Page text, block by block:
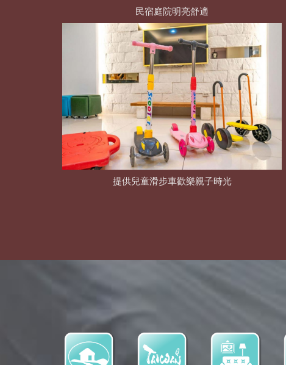
民宿庭院明亮舒適
提供兒童滑步車歡樂親子時光